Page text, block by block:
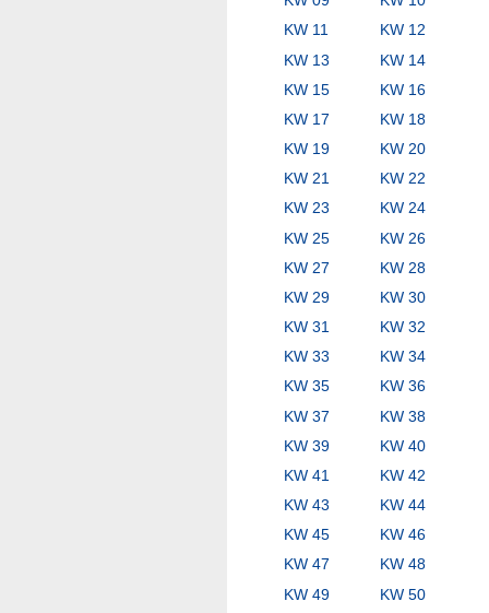
KW 11
KW 12
KW 13
KW 14
KW 15
KW 16
KW 17
KW 18
KW 19
KW 20
KW 21
KW 22
KW 23
KW 24
KW 25
KW 26
KW 27
KW 28
KW 29
KW 30
KW 31
KW 32
KW 33
KW 34
KW 35
KW 36
KW 37
KW 38
KW 39
KW 40
KW 41
KW 42
KW 43
KW 44
KW 45
KW 46
KW 47
KW 48
KW 49
KW 50